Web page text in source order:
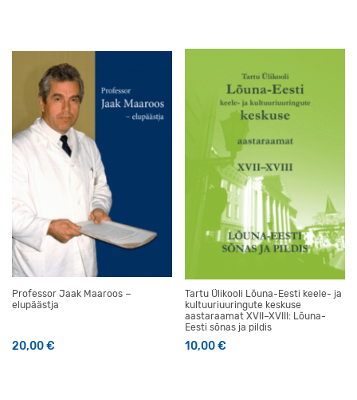
Professor Jaak Maaroos −
elupäästja
20,00€
Tartu Ülikooli Lõuna-Eesti keele- ja
kultuuriuuringute keskuse
aastaraamat XVII–XVIII: Lõuna-
Eesti sõnas ja pildis
10,00€